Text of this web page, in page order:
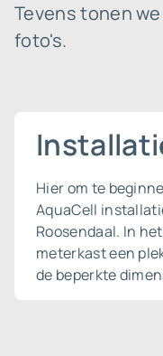
Tevens tonen
foto's.
Hier om te
AquaCell
Roosendaal. In
meterkast een
de beperkte